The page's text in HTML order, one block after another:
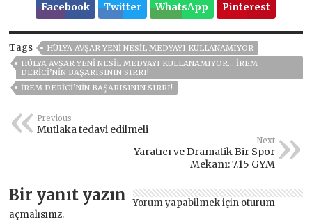
Facebook Twitter WhatsApp Pinterest
Tags
HÜLYA AVŞAR YENI NESIL MEDYAYI KULLANAMIYOR
HÜLYA AVŞAR YENI NESIL MEDYAYI KULLANAMIYOR… İREM
DERICI’NIN BAŞARISININ SIRRI!
İREM DERICI’NIN BAŞARISININ SIRRI!
Previous
Mutlaka tedavi edilmeli
Next
Yaratıcı ve Dramatik Bir Spor
Mekanı: 7.15 GYM
Bir yanıt yazın Yorum yapabilmek için oturum
açmalısınız.